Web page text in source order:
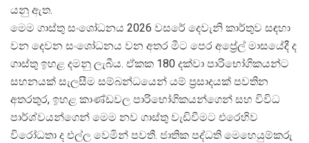
යනු ඇත.
මෙම ගාස්තු සංශෝධනය 2026 වසරේ දෙවැනි කාර්තුව සඳහා
වන දෙවන සංශෝධනය වන අතර මීට පෙර අප්රේල් මාසයේදී ද
ගාස්තු ඉහළ දමනු ලැබීය. ඒකක 180 දක්වා පාරිභෝගිකයන්ට
සහනයක් සැලසීම සම්බන්ධයෙන් යම් ප්රසාදයක් පවතින
අතරතුර, ඉහළ කාණ්ඩවල පාරිභෝගිකයන්ගෙන් සහ විවිධ
පාර්ශ්වයන්ගෙන් මෙම නව ගාස්තු වැඩිවීමට එරෙහිව
විරෝධතා ද එල්ල වෙමින් පවතී. ජාතික පද්ධති මෙහෙයුම්කරු